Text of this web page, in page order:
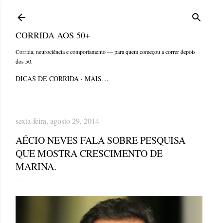
CORRIDA AOS 50+
Corrida, neurociência e comportamento — para quem começou a correr depois
dos 50.
DICAS DE CORRIDA MAIS…
sexta-feira, agosto 29, 2014
AÉCIO NEVES FALA SOBRE PESQUISA
QUE MOSTRA CRESCIMENTO DE
MARINA.